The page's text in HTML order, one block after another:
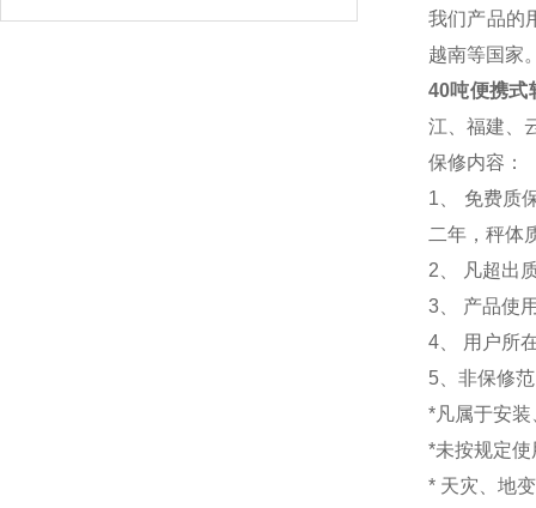
我们产品的
越南等国家
40吨便携式
江、福建、
保修内容：
1 、 免费
二年，秤体
2、 凡超出
3、 产品使
4、 用户所
5、非保修
*凡属于安
*未按规定
* 天灾、地